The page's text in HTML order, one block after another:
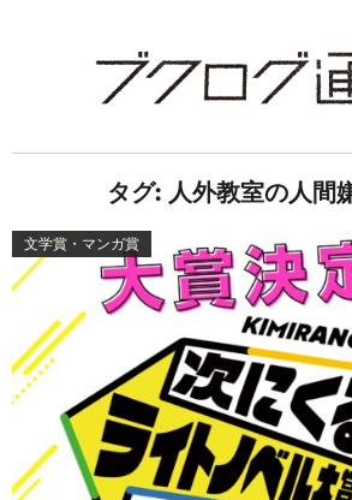
タグ: 人外教室の人間
文学賞・マンガ賞